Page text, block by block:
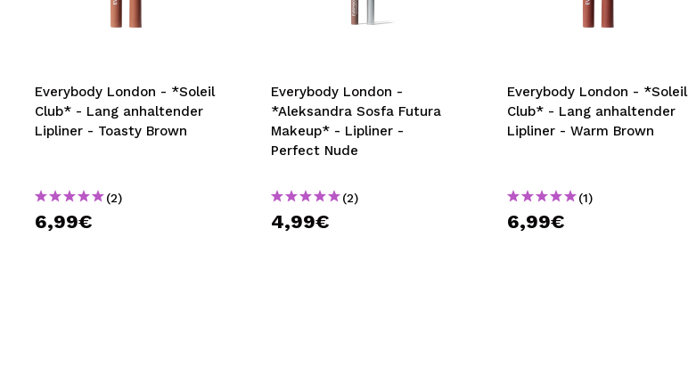
MAQUIFARMA
TRAVEL SIZE
NATURE
SPECIALS
OUTLET
Everybody London - *Soleil
Club* - Lang anhaltender
Lipliner - Toasty Brown
(2)
6,99€
Everybody London -
*Aleksandra Sosfa Futura
Makeup* - Lipliner -
Perfect Nude
(2)
4,99€
Everybody London - *Soleil
Club* - Lang anhaltender
Lipliner - Warm Brown
(1)
6,99€